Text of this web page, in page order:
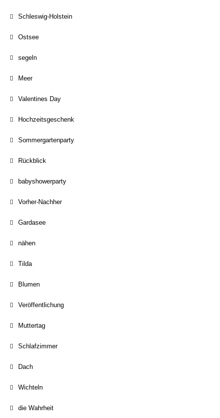
Schleswig-Holstein
Ostsee
segeln
Meer
Valentines Day
Hochzeitsgeschenk
Sommergartenparty
Rückblick
babyshowerparty
Vorher-Nachher
Gardasee
nähen
Tilda
Blumen
Veröffentlichung
Muttertag
Schlafzimmer
Dach
Wichteln
die Wahrheit